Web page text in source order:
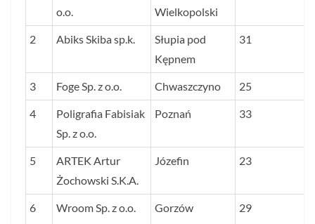
o.o.
Wielkopolski
2 Abiks Skiba sp.k.
Słupia pod
Kępnem
31
3 Foge Sp. z o.o. Chwaszczyno 25
4
Poligrafia Fabisiak
Sp. z o.o.
Poznań 33
5
ARTEK Artur
Żochowski S.K.A.
Józefin 23
6 Wroom Sp. z o.o.
Gorzów
29